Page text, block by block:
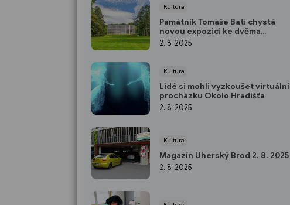
Kultura
Památník Tomáše Bati chystá
novou expozici ke dvěma
významným jubileím
2. 8. 2025
Kultura
Lidé si mohli vyzkoušet virtuální
procházku Okolo Hradišťa
2. 8. 2025
Kultura
Magazín Uherský Brod 2. 8. 2025
2. 8. 2025